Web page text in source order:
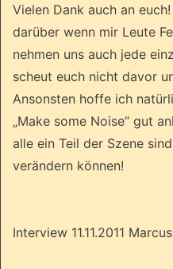
Vielen Dank auch an
darüber wenn mir Leute
nehmen uns auch jede
scheut euch nicht davor
Ansonsten hoffe ich
„Make some Noise“ gut
alle ein Teil der Szene
verändern können!
Interview 11.11.2011 Marcus